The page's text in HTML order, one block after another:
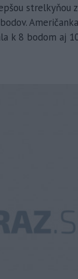
strelkyňou
k 8 bodom aj